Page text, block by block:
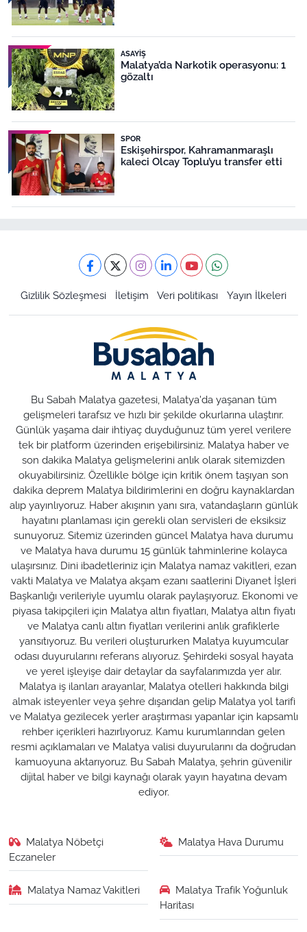
ASAYIŞ
Malatya’da Narkotik operasyonu: 1
gözaltı
SPOR
Eskişehirspor, Kahramanmaraşlı
kaleci Olcay Toplu’yu transfer etti
Gizlilik Sözleşmesi İletişim Veri politikası Yayın İlkeleri
Bu Sabah Malatya gazetesi, Malatya'da yaşanan tüm
gelişmeleri tarafsız ve hızlı bir şekilde okurlarına ulaştırır.
Günlük yaşama dair ihtiyaç duyduğunuz tüm yerel verilere
tek bir platform üzerinden erişebilirsiniz. Malatya haber ve
son dakika Malatya gelişmelerini anlık olarak sitemizden
okuyabilirsiniz. Özellikle bölge için kritik önem taşıyan son
dakika deprem Malatya bildirimlerini en doğru kaynaklardan
alıp yayınlıyoruz. Haber akışının yanı sıra, vatandaşların günlük
hayatını planlaması için gerekli olan servisleri de eksiksiz
sunuyoruz. Sitemiz üzerinden güncel Malatya hava durumu
ve Malatya hava durumu 15 günlük tahminlerine kolayca
ulaşırsınız. Dini ibadetleriniz için Malatya namaz vakitleri, ezan
vakti Malatya ve Malatya akşam ezanı saatlerini Diyanet İşleri
Başkanlığı verileriyle uyumlu olarak paylaşıyoruz. Ekonomi ve
piyasa takipçileri için Malatya altın fiyatları, Malatya altın fiyatı
ve Malatya canlı altın fiyatları verilerini anlık grafiklerle
yansıtıyoruz. Bu verileri oluştururken Malatya kuyumcular
odası duyurularını referans alıyoruz. Şehirdeki sosyal hayata
ve yerel işleyişe dair detaylar da sayfalarımızda yer alır.
Malatya iş ilanları arayanlar, Malatya otelleri hakkında bilgi
almak isteyenler veya şehre dışarıdan gelip Malatya yol tarifi
ve Malatya gezilecek yerler araştırması yapanlar için kapsamlı
rehber içerikleri hazırlıyoruz. Kamu kurumlarından gelen
resmi açıklamaları ve Malatya valisi duyurularını da doğrudan
kamuoyuna aktarıyoruz. Bu Sabah Malatya, şehrin güvenilir
dijital haber ve bilgi kaynağı olarak yayın hayatına devam
ediyor.
Malatya Nöbetçi
Eczaneler
Malatya Hava Durumu
Malatya Namaz Vakitleri
Malatya Trafik Yoğunluk
Haritası